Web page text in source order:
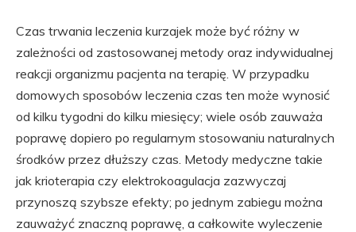
Czas trwania leczenia kurzajek może być różny w
zależności od zastosowanej metody oraz indywidualnej
reakcji organizmu pacjenta na terapię. W przypadku
domowych sposobów leczenia czas ten może wynosić
od kilku tygodni do kilku miesięcy; wiele osób zauważa
poprawę dopiero po regularnym stosowaniu naturalnych
środków przez dłuższy czas. Metody medyczne takie
jak krioterapia czy elektrokoagulacja zazwyczaj
przynoszą szybsze efekty; po jednym zabiegu można
zauważyć znaczną poprawę, a całkowite wyleczenie